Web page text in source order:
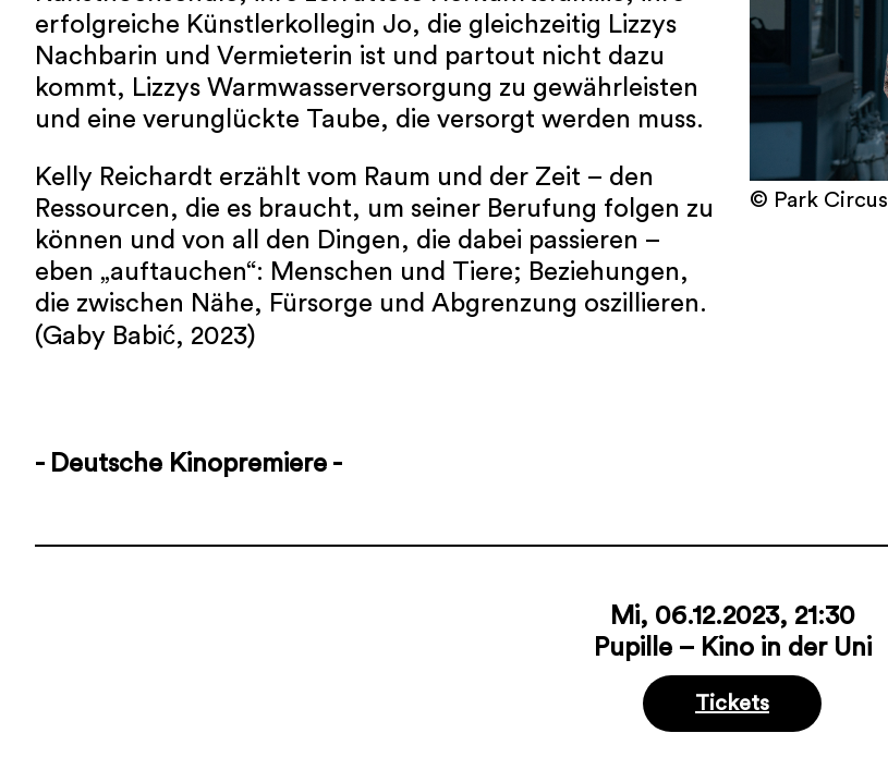
erfolgreiche Künstlerkollegin Jo, die gleichzeitig Lizzys
Nachbarin und Vermieterin ist und partout nicht dazu
kommt, Lizzys Warmwasserversorgung zu gewährleisten
und eine verunglückte Taube, die versorgt werden muss.
Kelly Reichardt erzählt vom Raum und der Zeit – den
Ressourcen, die es braucht, um seiner Berufung folgen zu
können und von all den Dingen, die dabei passieren –
eben „auftauchen“: Menschen und Tiere; Beziehungen,
die zwischen Nähe, Fürsorge und Abgrenzung oszillieren.
(Gaby Babić, 2023)
© Park Circus
- Deutsche Kinopremiere -
Mi, 06.12.2023, 21:30
Pupille – Kino in der Uni
Tickets